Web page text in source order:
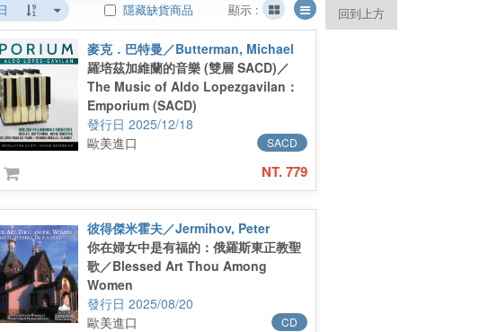
回到上方
隱藏缺貨商品 顯示 :
麥克．巴特曼／Butterman, Michael
羅培茲加維蘭的音樂 (雙層 SACD)／
The Music of Aldo Lopezgavilan：
Emporium (SACD)
2025/12/18
SACD
歐美進口
NT. 779
彼得傑米霍夫／Jermihov, Peter
你在婦女中是有福的：俄羅斯東正教聖
歌／Blessed Art Thou Among
Women
2025/08/20
CD
歐美進口